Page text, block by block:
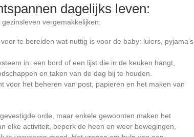
dagelijks leven:
vergemakkelijken:
te bereiden wat nuttig is voor de baby: luiers, pyjama’s,
in: een bord of een lijst die in de keuken hangt,
en taken van de dag bij te houden.
voor het beheren van post, papieren en het maken van
orde, maar enkele gewoonten maken het
elke activiteit, beperk de heen en weer bewegingen,